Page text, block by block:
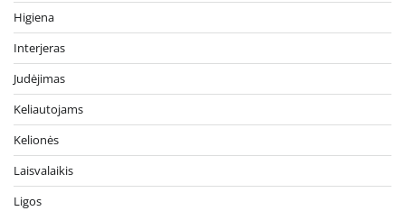
Higiena
Interjeras
Judėjimas
Keliautojams
Kelionės
Laisvalaikis
Ligos